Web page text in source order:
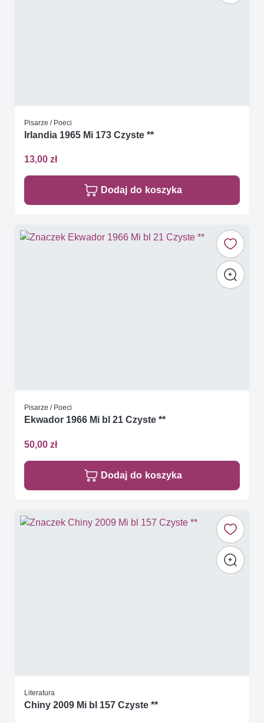
Pisarze / Poeci
Irlandia 1965 Mi 173 Czyste **
13,00 zł
Dodaj do koszyka
Pisarze / Poeci
Ekwador 1966 Mi bl 21 Czyste **
50,00 zł
Dodaj do koszyka
Literatura
Chiny 2009 Mi bl 157 Czyste **